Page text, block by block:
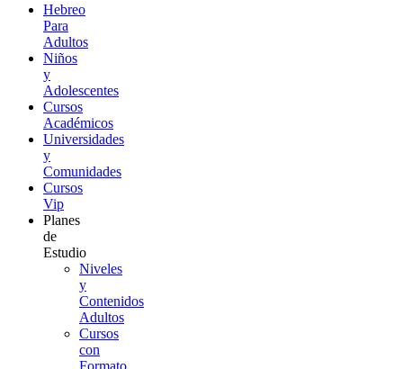
Hebreo
Para
Adultos
Niños
y
Adolescentes
Cursos
Académicos
Universidades
y
Comunidades
Cursos
Vip
Planes
de
Estudio
Niveles
y
Contenidos
Adultos
Cursos
con
Formato